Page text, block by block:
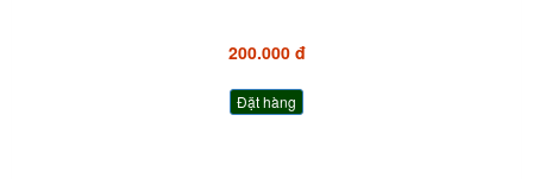
200.000 đ
Đặt hàng